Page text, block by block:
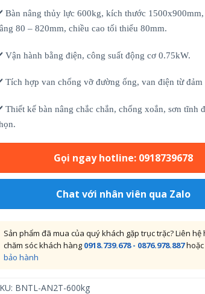
Bàn nâng thủy lực 600kg, kích thước 1500x900mm,
80 – 820mm, chiều cao tối thiểu 80mm.
Vận hành bằng điện, công suất động cơ 0.75kW.
Tích hợp van chống vỡ đường ống, van điện từ đảm
Thiết kế bàn nâng chắc chắn, chống xoắn, sơn tĩnh
Gọi ngay hotline: 0918739678
Chat với nhân viên qua Zalo
Sản phẩm đã mua của quý khách gặp trục trặc? Liên hệ
chăm sóc khách hàng 0918.739.678 - 0876.978.887hoặc
bảo hành
BNTL-AN2T-600kg